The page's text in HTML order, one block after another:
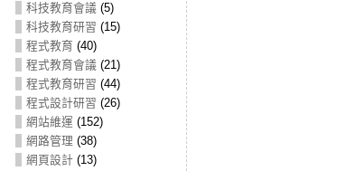
科技教育會議 (5)
科技教育研習 (15)
程式教育 (40)
程式教育會議 (21)
程式教育研習 (44)
程式設計研習 (26)
網站維運 (152)
網路管理 (38)
網頁設計(13)